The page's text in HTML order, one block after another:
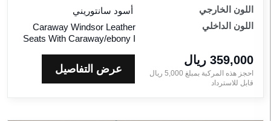
اللون الخارجي
أسود سانتوريني
اللون الداخلي
Caraway Windsor Leather
Seats With Caraway/ebony I
359,000 ريال‎
احجز هذه المركبة بمبلغ 5,000 ريال‎
قابل للاسترداد
عرض التفاصيل